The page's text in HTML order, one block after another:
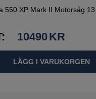
550 XP Mark II Motorsåg 13
10490KR
LÄGG I VARUKORGEN